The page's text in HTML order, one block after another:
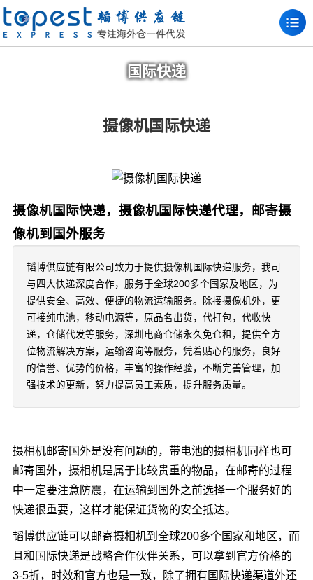
国际快递
摄像机国际快递
摄像机国际快递，摄像机国际快递代理，邮寄摄
像机到国外服务
韬博供应链有限公司致力于提供摄像机国际快递服务，我司
与四大快递深度合作，服务于全球200多个国家及地区，为
提供安全、高效、便捷的物流运输服务。除接摄像机外，更
可接纯电池，移动电源等，原品名出货，代打包，代收快
递，仓储代发等服务，深圳电商仓储永久免仓租，提供全方
位物流解决方案，运输咨询等服务，凭着贴心的服务，良好
的信誉、优势的价格，丰富的操作经验，不断完善管理，加
强技术的更新，努力提高员工素质，提升服务质量。
摄相机邮寄国外是没有问题的，带电池的摄相机同样也可
邮寄国外，摄相机是属于比较贵重的物品，在邮寄的过程
中一定要注意防震，在运输到国外之前选择一个服务好的
快递很重要，这样才能保证货物的安全抵达。
韬博供应链可以邮寄摄相机到全球200多个国家和地区，而
且和国际快递是战略合作伙伴关系，可以拿到官方价格的
3-5折，时效和官方也是一致，除了拥有国际快递渠道外还